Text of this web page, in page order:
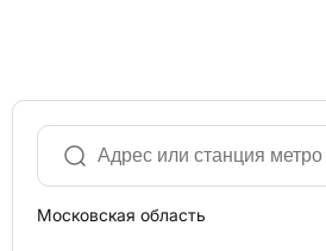
Московская область